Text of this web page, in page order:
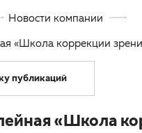
клинике
глаз
Новости компании
«Школа коррекции
публикаций
«Школа